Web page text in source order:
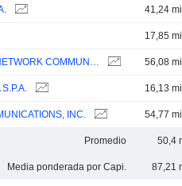
41,24
17,85
CHINA UNITED NETWORK COMMUNICATIONS LIMITED 56,08
16,13
INC. 54,77
Promedio 50,4
Media ponderada por Capi. 87,21